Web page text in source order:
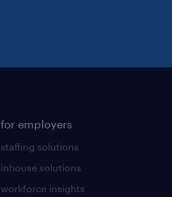
for employers
staffing solutions
inhouse solutions
workforce insights